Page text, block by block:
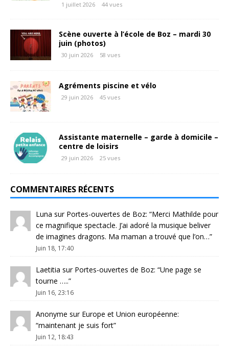
1 juillet 2026 44 vues
Scène ouverte à l’école de Boz – mardi 30
juin (photos)
30 juin 2026 58 vues
Agréments piscine et vélo
29 juin 2026 45 vues
Assistante maternelle – garde à domicile –
centre de loisirs
29 juin 2026 25 vues
COMMENTAIRES RÉCENTS
Luna sur Portes-ouvertes de Boz: “Merci Mathilde pour
ce magnifique spectacle. J’ai adoré la musique beliver
de imagines dragons. Ma maman a trouvé que l’on…”
Juin 18, 17:40
Laetitia sur Portes-ouvertes de Boz: “Une page se
tourne …..”
Juin 16, 23:16
Anonyme sur Europe et Union européenne:
“maintenant je suis fort”
Juin 12, 18:43